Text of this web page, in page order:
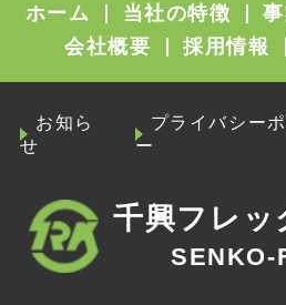
ホーム 当社の特徴
会社概要
採用情報
お知ら
せ
プライバシー
ー
千興フレッ
SENKO-